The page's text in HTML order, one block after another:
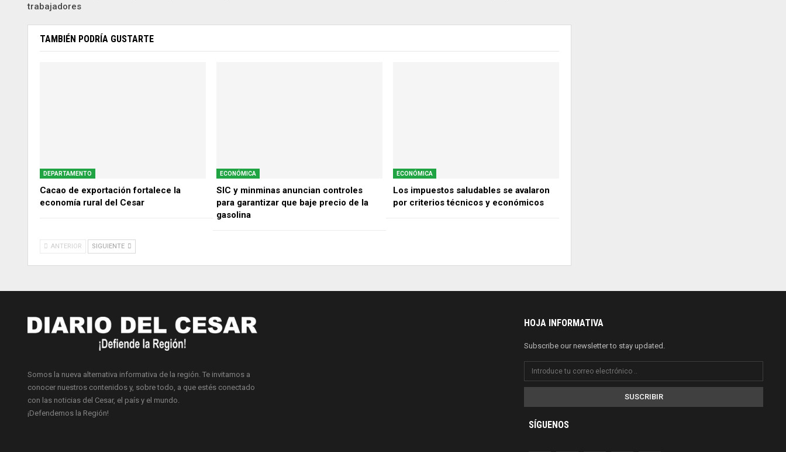
trabajadores
TAMBIÉN PODRÍA GUSTARTE
DEPARTAMENTO
Cacao de exportación fortalece la
economía rural del Cesar
ECONÓMICA
SIC y minminas anuncian controles
para garantizar que baje precio de la
gasolina
ECONÓMICA
Los impuestos saludables se avalaron
por criterios técnicos y económicos
ANTERIOR SIGUIENTE
Somos la nueva alternativa informativa de la región. Te invitamos a
conocer nuestros contenidos y, sobre todo, a que estés conectado
con las noticias del Cesar, el país y el mundo.
¡Defendemos la Región!
HOJA INFORMATIVA
Subscribe our newsletter to stay updated.
SUSCRIBIR
SÍGUENOS